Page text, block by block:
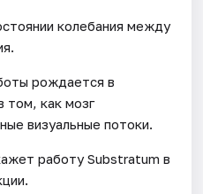
колебания между
рождается в
том, как мозг
визуальные потоки.
работу Substratum в